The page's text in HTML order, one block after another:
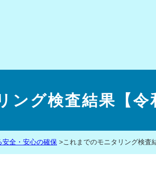
ング検査結果【令
安全・安心の確保 >これまでのモニタリング検査